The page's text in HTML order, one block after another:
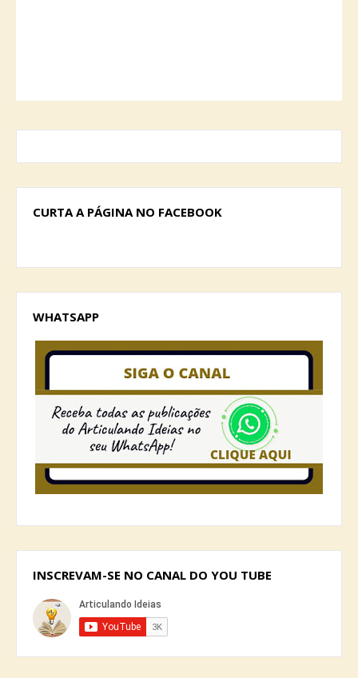
CURTA A PÁGINA NO FACEBOOK
WHATSAPP
INSCREVAM-SE NO CANAL DO YOU TUBE